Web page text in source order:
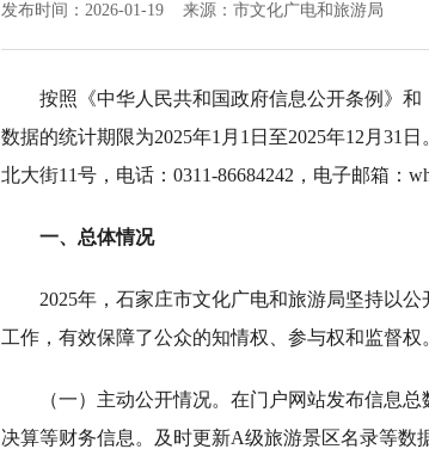
发布时间：2026-01-19 来源：市文化广电和旅游局
按照《中华人民共和国政府信息公开条例》
数据的统计期限为2025年1月1日至2025年12月31
北大街11号，电话：0311-86684242，电子邮箱：
一、总体情况
2025年，石家庄市文化广电和旅游局坚持以
工作，有效保障了公众的知情权、参与权和监督权
（一）主动公开情况。在门户网站发布信息
决算等财务信息。及时更新A级旅游景区名录等